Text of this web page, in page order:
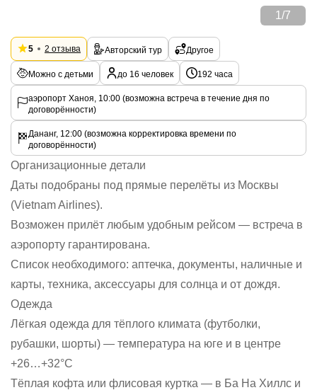
1 /7
5 2 отзыва Авторский тур Другое
Можно с детьми до 16 человек 192 часа
аэропорт Ханоя, 10:00 (возможна встреча в течение дня по
договорённости)
Дананг, 12:00 (возможна корректировка времени по
договорённости)
Организационные детали
Даты подобраны под прямые перелёты из Москвы
(Vietnam Airlines).
Возможен прилёт любым удобным рейсом — встреча в
аэропорту гарантирована.
Список необходимого: аптечка, документы, наличные и
карты, техника, аксессуары для солнца и от дождя.
Одежда
Лёгкая одежда для тёплого климата (футболки,
рубашки, шорты) — температура на юге и в центре
+26…+32°C
Тёплая кофта или флисовая куртка — в Ба На Хиллс и